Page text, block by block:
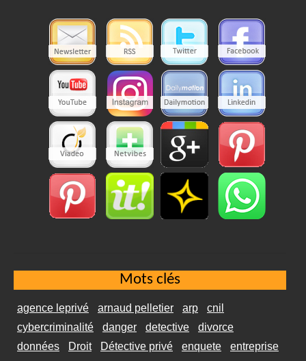
Mots clés
agence leprivé arnaud pelletier arp
cnil
cybercriminalité
danger detective
divorce
données
Droit Détective privé enquete
entreprise